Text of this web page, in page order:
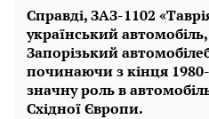
Справді, ЗАЗ-1102
український
Запорізький
починаючи з кінця 1980-
значну роль в
Східної Європи.